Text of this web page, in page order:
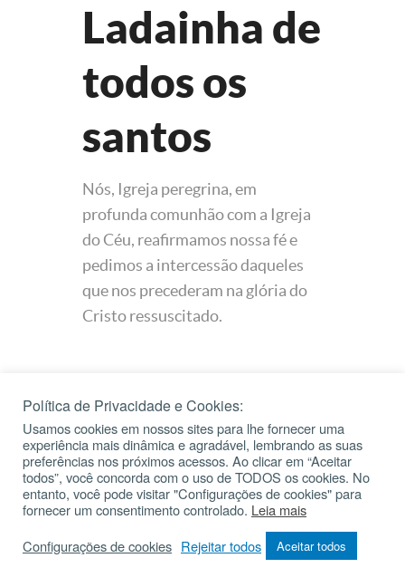
Ladainha de
todos os
santos
Nós, Igreja peregrina, em
profunda comunhão com a Igreja
do Céu, reafirmamos nossa fé e
pedimos a intercessão daqueles
que nos precederam na glória do
Cristo ressuscitado.
Bênção da
água
Política de Privacidade e Cookies:
Usamos cookies em nossos sites para lhe fornecer uma
experiência mais dinâmica e agradável, lembrando as suas
preferências nos próximos acessos. Ao clicar em “Aceitar
todos”, você concorda com o uso de TODOS os cookies. No
entanto, você pode visitar "Configurações de cookies" para
fornecer um consentimento controlado. Leia mais
Configurações de cookies Rejeitar todos Aceitar todos